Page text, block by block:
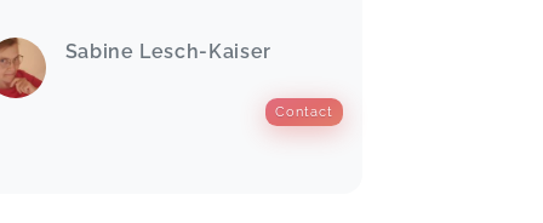
Sabine Lesch-Kaiser
Contact